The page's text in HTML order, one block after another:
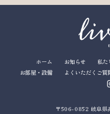
ホーム お知らせ 私た
お部屋・設備
よくいただくご質
〒506-0852 岐阜